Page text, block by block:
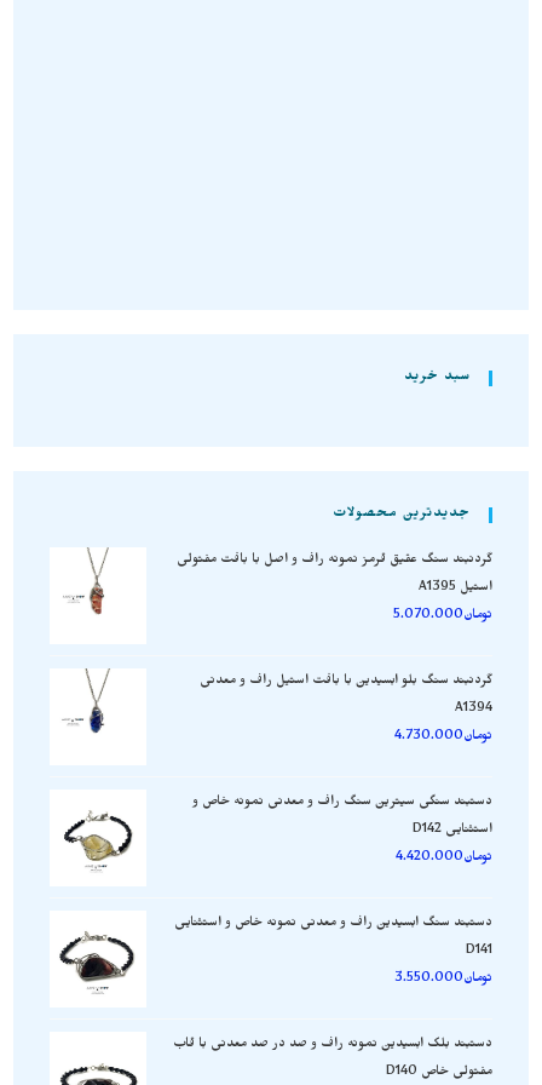
سبد خرید
جدیدترین محصولات
گردنبند سنگ عقیق قرمز نمونه راف و اصل با بافت مفتولی
استیل A1395
تومان5.070.000
گردنبند سنگ بلو ابسیدین با بافت استیل راف و معدنی
A1394
تومان4.730.000
دستبند سنگی سیترین سنگ راف و معدنی نمونه خاص و
استثنایی D142
تومان4.420.000
دستبند سنگ ابسیدین راف و معدنی نمونه خاص و استثنایی
D141
تومان3.550.000
دستبند بلک ابسیدین نمونه راف و صد در صد معدنی با قاب
مفتولی خاص D140